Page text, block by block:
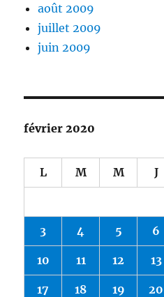
août 2009
juillet 2009
juin 2009
février 2020
L M M J
3 4 5 6
10 11 12 13
17 18 19 20